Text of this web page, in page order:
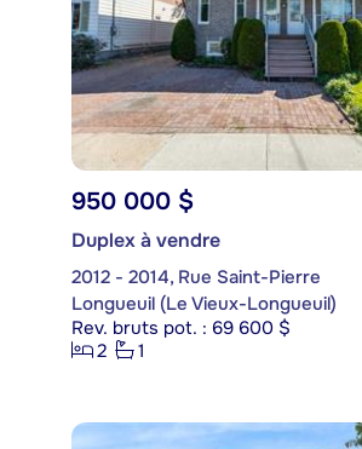
950 000 $
Duplex à vendre
2012 - 2014, Rue Saint-Pierre
Longueuil (Le Vieux-Longueuil)
Rev. bruts pot. : 69 600 $
2
1